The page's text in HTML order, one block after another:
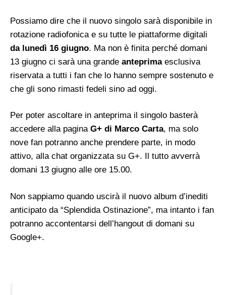
Possiamo dire che il nuovo singolo sarà disponibile in
rotazione radiofonica e su tutte le piattaforme digitali
da lunedì 16 giugno. Ma non è finita perché domani
13 giugno ci sarà una grande anteprimaesclusiva
riservata a tutti i fan che lo hanno sempre sostenuto e
che gli sono rimasti fedeli sino ad oggi.
Per poter ascoltare in anteprima il singolo basterà
accedere alla pagina G+ di Marco Carta, ma solo
nove fan potranno anche prendere parte, in modo
attivo, alla chat organizzata su G+. Il tutto avverrà
domani 13 giugno alle ore 15.00.
Non sappiamo quando uscirà il nuovo album d’inediti
anticipato da “Splendida Ostinazione”, ma intanto i fan
potranno accontentarsi dell’hangout di domani su
Google+.